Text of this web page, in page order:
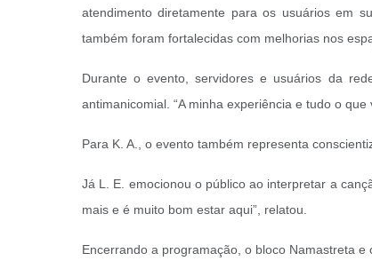
atendimento diretamente para os usuários em
também foram fortalecidas com melhorias nos
Durante o evento, servidores e usuários da
antimanicomial. “A minha experiência e tudo o
Para K. A., o evento também representa
Já L. E. emocionou o público ao interpretar a
mais e é muito bom estar aqui”, relatou.
Encerrando a programação, o bloco Namastreta